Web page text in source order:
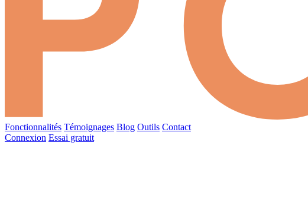
Fonctionnalités Témoignages Blog Outils Contact
Connexion Essai gratuit